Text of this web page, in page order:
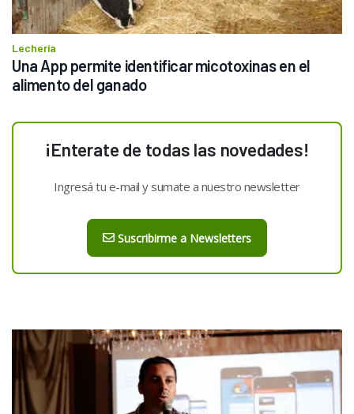
Lechería
Una App permite identificar micotoxinas en el
alimento del ganado
¡Enterate de todas las novedades!
Ingresá tu e-mail y sumate a nuestro newsletter
Suscribirme a Newsletters